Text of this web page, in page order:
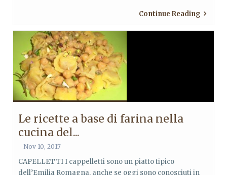
Continue Reading
Le ricette a base di farina nella
cucina del...
Nov 10, 2017
CAPELLETTI I cappelletti sono un piatto tipico
dell’Emilia Romagna, anche se oggi sono conosciuti in